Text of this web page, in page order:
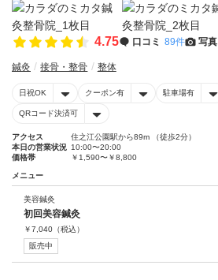
4.75 口コミ 89件 写真
鍼灸 接骨・整骨 整体
日祝OK クーポン有 駐車場有
QRコード決済可
アクセス
住之江公園駅から89m （徒歩2分）
本日の営業状況 10:00〜20:00
価格帯
￥1,590〜￥8,800
メニュー
美容鍼灸
初回美容鍼灸
￥7,040 （税込）
販売中